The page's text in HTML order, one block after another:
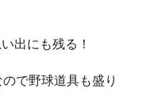
出にも残る！
で野球道具も盛り